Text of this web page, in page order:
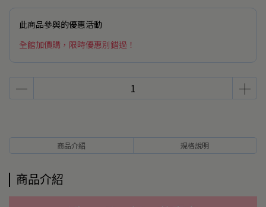
此商品參與的優惠活動
全館加價購，限時優惠別錯過！
商品介紹 規格說明
商品介紹